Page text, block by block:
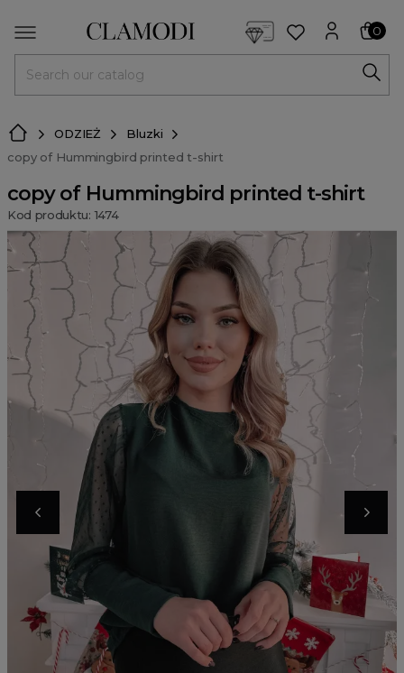
0
ODZIEŻ
Bluzki
copy of Hummingbird printed t-shirt
copy of Hummingbird printed t-shirt
Kod produktu: 1474